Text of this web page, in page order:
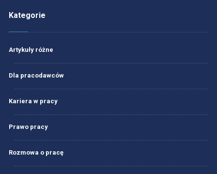
Kategorie
Artykuły różne
Dla pracodawców
Kariera w pracy
Prawo pracy
Rozmowa o pracę